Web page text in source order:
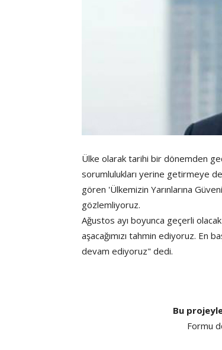
Ülke olarak tarihi bir dönemden
sorumlulukları yerine getirmeye
gören 'Ülkemizin Yarınlarına
gözlemliyoruz.
Ağustos ayı boyunca geçerli
aşacağımızı tahmin ediyoruz. En
devam ediyoruz" dedi.
Bu
Formu